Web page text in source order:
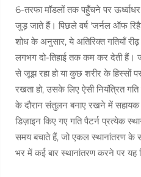
6-तरफा मॉडलों तक पहुँचने पर
जुड़ जाते हैं। पिछले वर्ष 'जर्नल ऑफ
शोध के अनुसार, ये अतिरिक्त गतियाँ
लगभग दो-तिहाई तक कम कर देती हैं।
से जूझ रहा हो या कुछ शरीर के हिस्सों
रखता हो, उसके लिए ऐसी नियंत्रित
के दौरान संतुलन बनाए रखने में सहायक
डिज़ाइन किए गए गति पैटर्न प्रत्येक
समय बचाते हैं, जो एकल स्थानांतरण के
भर में कई बार स्थानांतरण करने पर यह